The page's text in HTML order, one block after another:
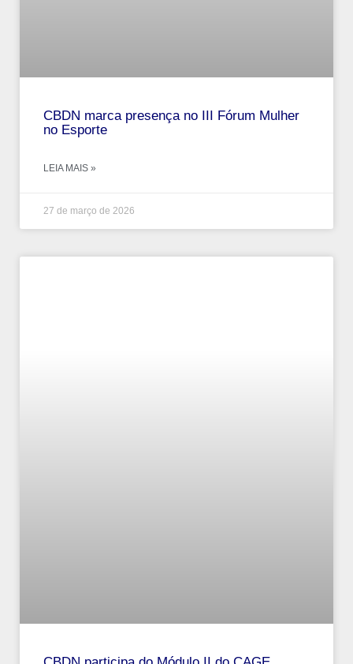
CBDN marca presença no III Fórum Mulher
no Esporte
LEIA MAIS »
27 de março de 2026